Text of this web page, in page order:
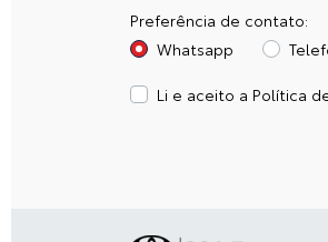
Preferência de contato:
Whatsapp
Li e aceito a Política